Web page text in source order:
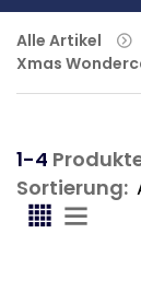
Alle Artikel
Xmas
1-4
Sortierung: